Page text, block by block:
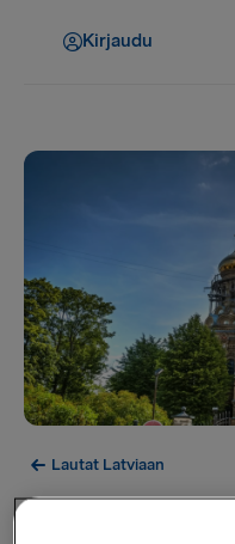
Kirjaudu
Lautat Latviaan
Liepāja